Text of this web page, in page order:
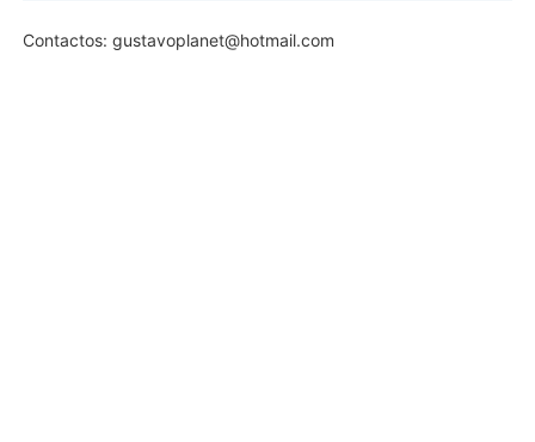
Contactos: gustavoplanet@hotmail.com